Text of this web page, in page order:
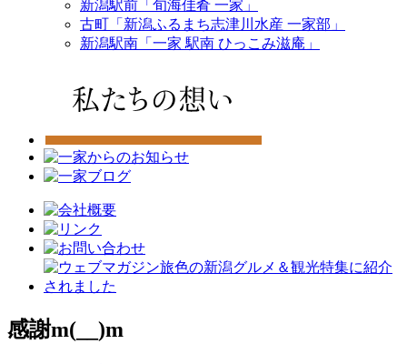
新潟駅前「旬海佳肴 一家」
古町「新潟ふるまち志津川水産 一家部」
新潟駅南「一家 駅南 ひっこみ滋庵」
感謝m(__)m